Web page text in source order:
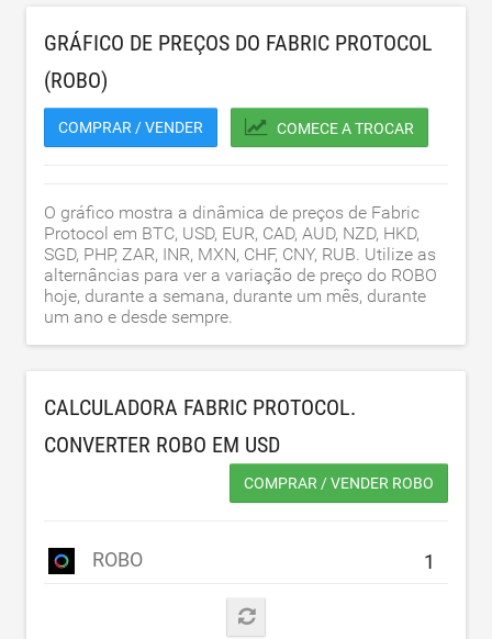
GRÁFICO DE PREÇOS DO FABRIC PROTOCOL
(ROBO)
COMPRAR / VENDER COMECE A TROCAR
O gráfico mostra a dinâmica de preços de Fabric
Protocol em BTC, USD, EUR, CAD, AUD, NZD, HKD,
SGD, PHP, ZAR, INR, MXN, CHF, CNY, RUB. Utilize as
alternâncias para ver a variação de preço do ROBO
hoje, durante a semana, durante um mês, durante
um ano e desde sempre.
CALCULADORA FABRIC PROTOCOL.
CONVERTER ROBO EM USD
COMPRAR / VENDER ROBO
ROBO